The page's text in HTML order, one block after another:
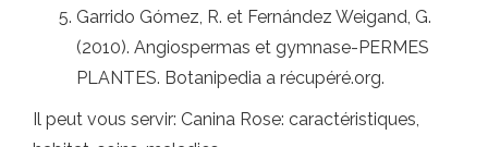
Garrido Gómez, R. et Fernández Weigand, G.
(2010). Angiospermas et gymnase-PERMES
PLANTES. Botanipedia a récupéré.org.
Il peut vous servir: Canina Rose: caractéristiques,